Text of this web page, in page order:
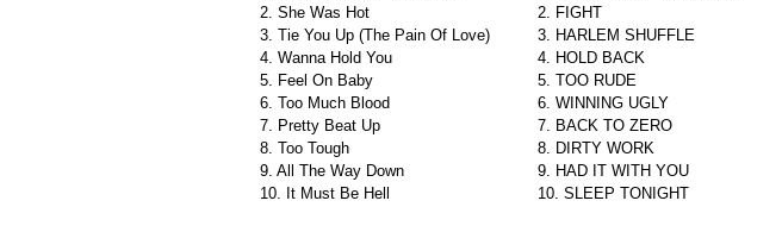
2. She Was Hot
3. Tie You Up (The Pain Of Love)
4. Wanna Hold You
5. Feel On Baby
6. Too Much Blood
7. Pretty Beat Up
8. Too Tough
9. All The Way Down
10. It Must Be Hell
2. FIGHT
3. HARLEM SHUFFLE
4. HOLD BACK
5. TOO RUDE
6. WINNING UGLY
7. BACK TO ZERO
8. DIRTY WORK
9. HAD IT WITH YOU
10. SLEEP TONIGHT